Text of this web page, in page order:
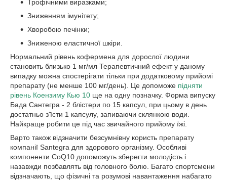
Трофічними виразками;
Зниженням імунітету;
Хворобою печінки;
Зниженою еластичної шкіри.
Нормальний рівень кофермена для дорослої людини
становить близько 1 мг/мл Терапевтичний ефект у даному
випадку можна спостерігати тільки при додатковому прийомі
препарату (не менше 100 мг/день). Це допоможе підняти
рівень Коензиму Кью 10 ще на одну позначку. Форма випуску
Бада Сантегра - 2 блістери по 15 капсул, при цьому в день
достатньо з'їсти 1 капсулу, запиваючи склянкою води.
Найкраще робити це під час звичайного прийому їжі.
Варто також відзначити безсумнівну користь препарату
компанії Santegra для здорового організму. Особливі
компоненти CoQ10 допоможуть зберегти молодість і
назавжди позбавлять від головного болю. Багато спортсмени
відзначають, що фізичні та розумові навантаження набагато